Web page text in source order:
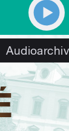
Audioarchiv